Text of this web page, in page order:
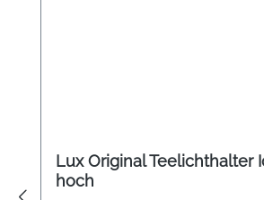
Lux Original Teelichthalter
hoch